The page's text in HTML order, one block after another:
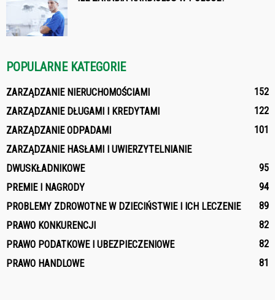
POPULARNE KATEGORIE
ZARZĄDZANIE NIERUCHOMOŚCIAMI
152
ZARZĄDZANIE DŁUGAMI I KREDYTAMI
122
ZARZĄDZANIE ODPADAMI
101
ZARZĄDZANIE HASŁAMI I UWIERZYTELNIANIE
DWUSKŁADNIKOWE
95
PREMIE I NAGRODY
94
PROBLEMY ZDROWOTNE W DZIECIŃSTWIE I ICH LECZENIE
89
PRAWO KONKURENCJI
82
PRAWO PODATKOWE I UBEZPIECZENIOWE
82
PRAWO HANDLOWE
81